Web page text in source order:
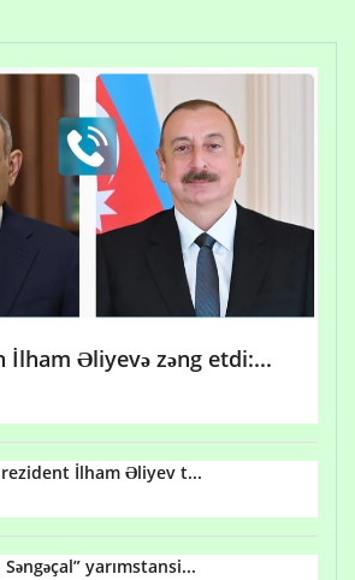
İlham Əliyevə zəng etdi:...
İlham Əliyev t...
yarımstansi...